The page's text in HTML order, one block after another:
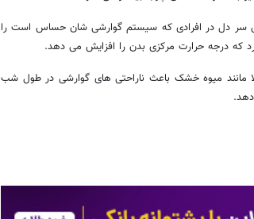
سر دل در افرادی که سیستم گوارشی شان حساس است را
که درجه حرارت مرکزی بدن را افزایش می دهد.
میوه خشک باعث ناراحتی های گوارشی در طول شب